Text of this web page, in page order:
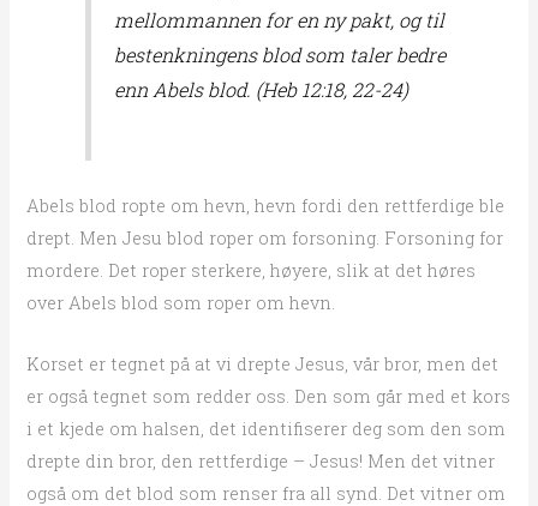
mellommannen for en ny pakt, og til
bestenkningens blod som taler bedre
enn Abels blod. (Heb 12:18, 22-24)
Abels blod ropte om hevn, hevn fordi den rettferdige ble
drept. Men Jesu blod roper om forsoning. Forsoning for
mordere. Det roper sterkere, høyere, slik at det høres
over Abels blod som roper om hevn.
Korset er tegnet på at vi drepte Jesus, vår bror, men det
er også tegnet som redder oss. Den som går med et kors
i et kjede om halsen, det identifiserer deg som den som
drepte din bror, den rettferdige – Jesus! Men det vitner
også om det blod som renser fra all synd. Det vitner om